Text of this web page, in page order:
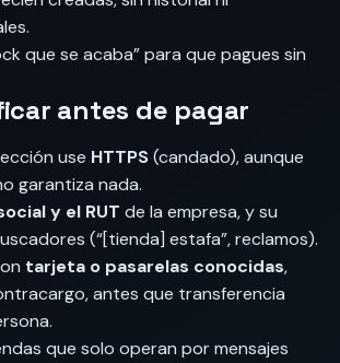
que se acaba” para que pagues sin
antes de pagar
use HTTPS(candado), aunque
garantiza nada.
y el RUT de la empresa, y su
(“[tienda] estafa”, reclamos).
tarjeta o pasarelas conocidas,
antes que transferencia
que solo operan por mensajes